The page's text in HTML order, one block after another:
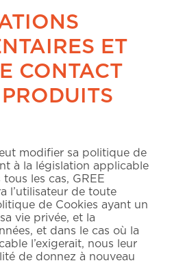
ET
CONTACT
modifier sa politique de
à la législation applicable
les cas, GREE
l’utilisateur de toute
de Cookies ayant un
vie privée, et la
et dans le cas où la
l’exigerait, nous leur
de donnez à nouveau